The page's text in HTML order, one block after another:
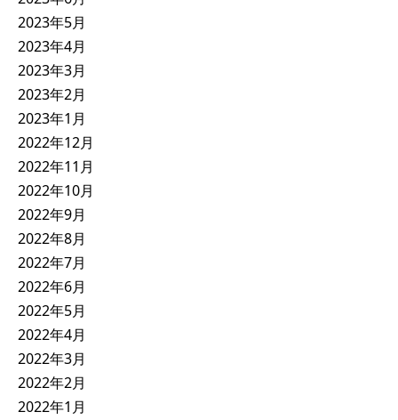
2023年5月
2023年4月
2023年3月
2023年2月
2023年1月
2022年12月
2022年11月
2022年10月
2022年9月
2022年8月
2022年7月
2022年6月
2022年5月
2022年4月
2022年3月
2022年2月
2022年1月